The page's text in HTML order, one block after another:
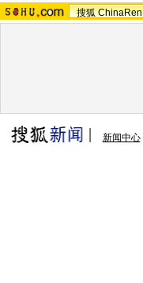
搜狐 ChinaRen
新闻中心